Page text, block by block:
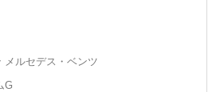
メルセデス・ベンツ
G